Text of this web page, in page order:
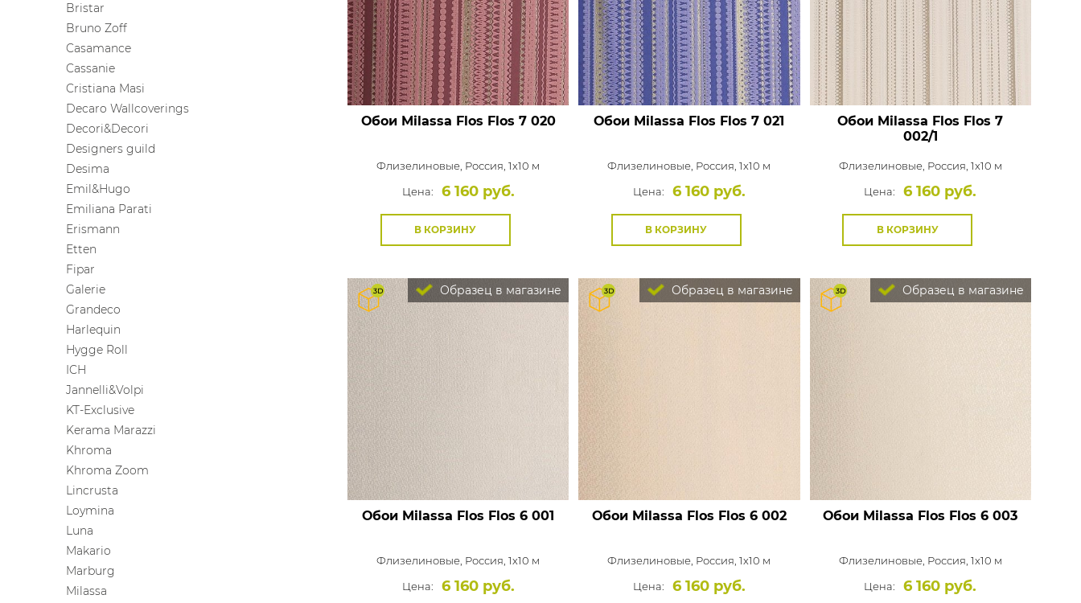
Bristar
Bruno Zoff
Casamance
Cassanie
Cristiana Masi
Decaro Wallcoverings
Decori&Decori
Designers guild
Desima
Emil&Hugo
Emiliana Parati
Erismann
Etten
Fipar
Galerie
Grandeco
Harlequin
Hygge Roll
ICH
Jannelli&Volpi
KT-Exclusive
Kerama Marazzi
Khroma
Khroma Zoom
Lincrusta
Loymina
Luna
Makario
Marburg
Milassa
Обои Milassa Flos Flos 7 020
Флизелиновые, Россия, 1x10 м
Цена:
6 160 руб.
В КОРЗИНУ
Обои Milassa Flos Flos 7 021
Флизелиновые, Россия, 1x10 м
Цена:
6 160 руб.
В КОРЗИНУ
Обои Milassa Flos Flos 7
002/1
Флизелиновые, Россия, 1x10 м
Цена:
6 160 руб.
В КОРЗИНУ
Образец в магазине
Обои Milassa Flos Flos 6 001
Флизелиновые, Россия, 1x10 м
Цена:
6 160 руб.
Образец в магазине
Обои Milassa Flos Flos 6 002
Флизелиновые, Россия, 1x10 м
Цена:
6 160 руб.
Образец в магазине
Обои Milassa Flos Flos 6 003
Флизелиновые, Россия, 1x10 м
Цена:
6 160 руб.